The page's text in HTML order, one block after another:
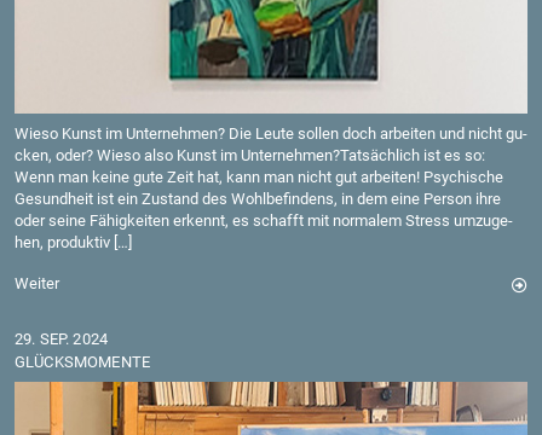
Wieso Kunst im Un­ter­neh­men? Die Leute sol­len doch ar­bei­ten und nicht gu­
cken, oder? Wieso also Kunst im Un­ter­neh­men?Tat­säch­lich ist es so:
Wenn man keine gute Zeit hat, kann man nicht gut ar­bei­ten! Psy­chi­sche
Ge­sund­heit ist ein Zu­stand des Wohl­be­fin­dens, in dem eine Per­son ihre
oder seine Fä­hig­kei­ten er­kennt, es schafft mit nor­ma­lem Stress um­zu­ge­
hen, pro­duk­tiv […]
Wei­ter
29. SEP. 2024
GLÜCKS­MO­MEN­TE